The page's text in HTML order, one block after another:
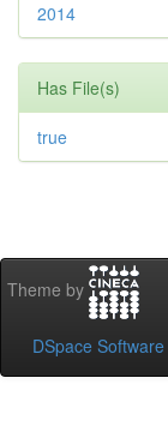
2014
Has File(s)
true
Theme by
DSpace Software